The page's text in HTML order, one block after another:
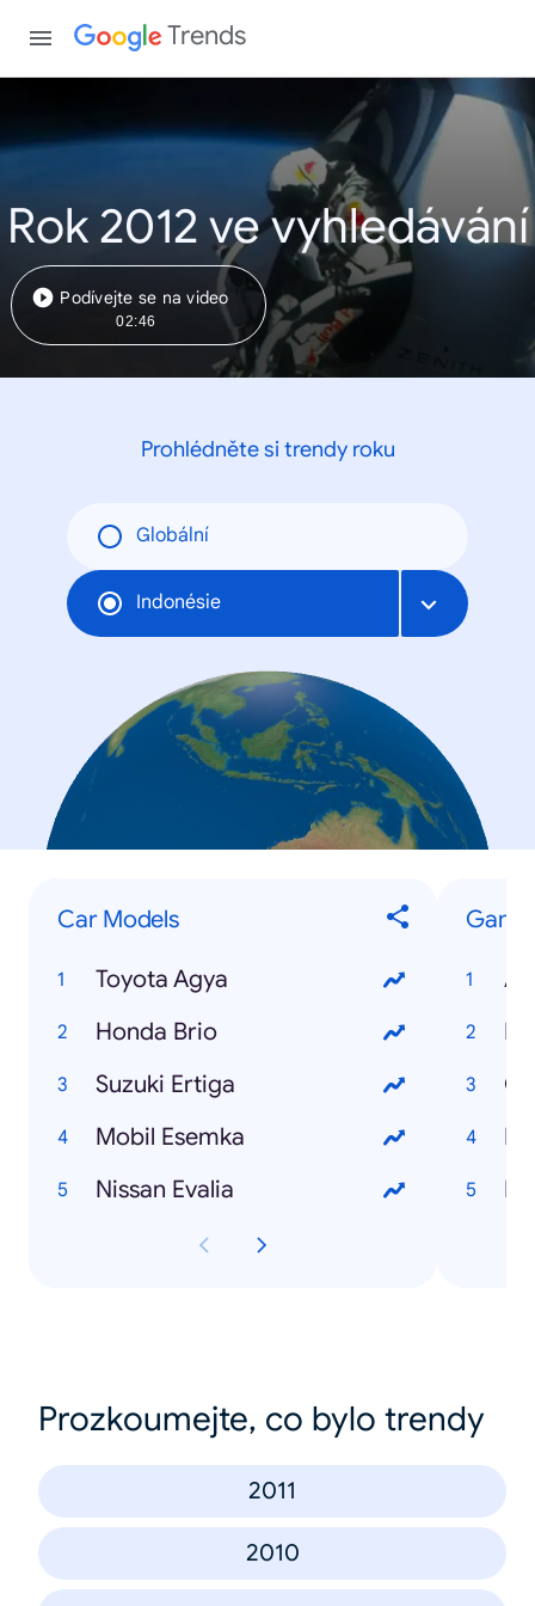
Trends
Rok 2012 ve vyhledávání
Podívejte se na video
02:46
Prohlédněte si trendy roku
Globální
Indonésie
Car Models
Toyota Agya
Honda Brio
Suzuki Ertiga
Mobil Esemka
Nissan Evalia
Prozkoumejte, co bylo trendy
2011
2010